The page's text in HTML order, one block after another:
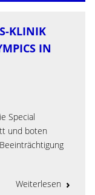
KLINIK
IN
Special
und boten
Weiterlesen